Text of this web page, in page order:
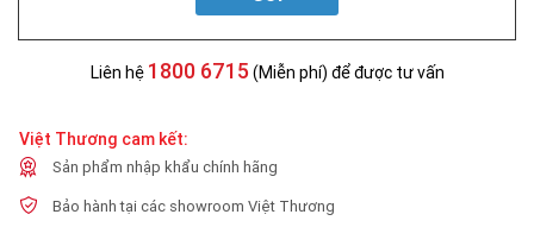
Liên hệ 1800 6715 (Miễn phí) để được tư vấn
Việt Thương cam kết:
Sản phẩm nhập khẩu chính hãng
Bảo hành tại các showroom Việt Thương